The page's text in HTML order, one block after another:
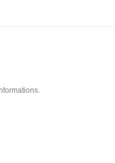
plus d'informations.